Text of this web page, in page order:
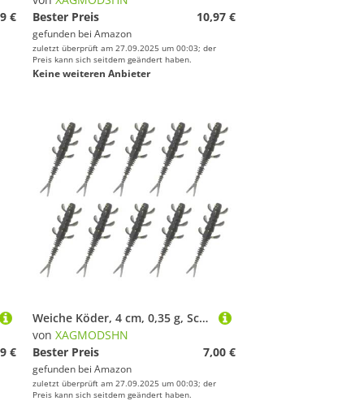
€
Bester Preis
10,97 €
gefunden bei Amazon
zuletzt überprüft am 27.09.2025 um 00:03; der
Preis kann sich seitdem geändert haben.
Keine weiteren Anbieter
€
Weiche Köder, 4 cm, 0,35 g, Schwimmköder, Angelköder, Wobbler, Tackle Split Tail für Forellen, 10 Stück
von XAGMODSHN
Bester Preis
7,00 €
gefunden bei Amazon
zuletzt überprüft am 27.09.2025 um 00:03; der
Preis kann sich seitdem geändert haben.